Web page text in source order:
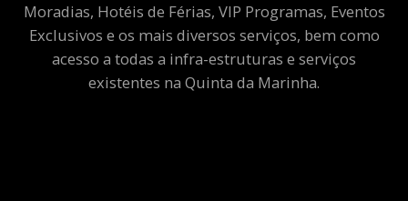
Moradias, Hotéis de Férias, VIP Programas, Eventos
Exclusivos e os mais diversos serviços, bem como
acesso a todas a infra-estruturas e serviços
existentes na Quinta da Marinha.